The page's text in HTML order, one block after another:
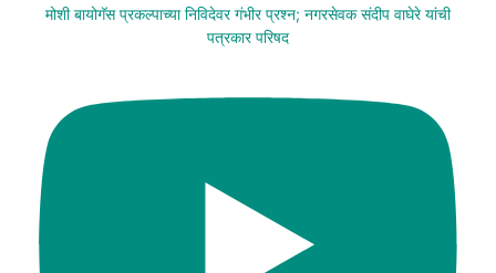
मोशी बायोगॅस प्रकल्पाच्या निविदेवर गंभीर प्रश्न; नगरसेवक संदीप वाघेरे यांची
पत्रकार परिषद